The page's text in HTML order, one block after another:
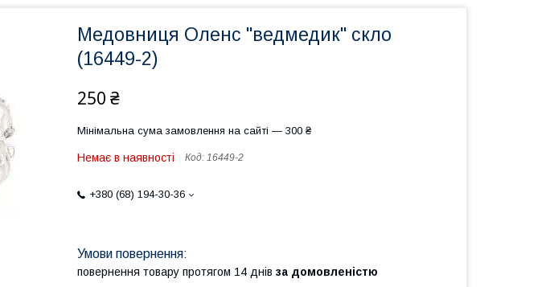
Медовниця Оленс "ведмедик" скло
(16449-2)
250 ₴
Мінімальна сума замовлення на сайті — 300 ₴
Немає в наявності Код: 16449-2
+380 (68) 194-30-36
повернення товару протягом 14 днів за домовленістю